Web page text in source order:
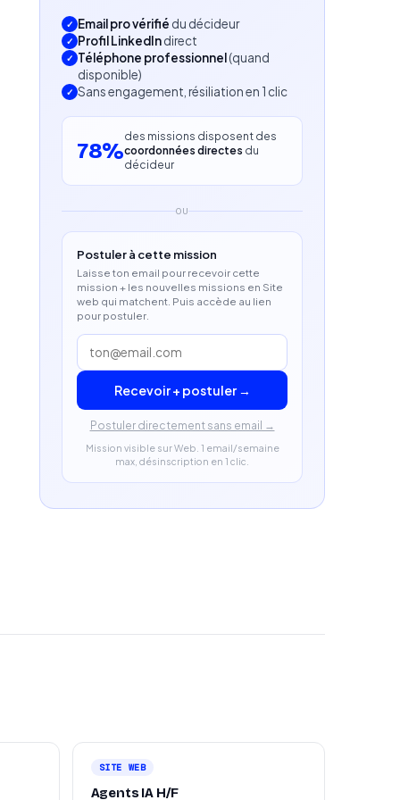
Email pro vérifié du décideur
Profil LinkedIndirect
Téléphone professionnel(quand
disponible)
Sans engagement, résiliation en 1 clic
78%
des missions disposent des
coordonnées directes du
décideur
OU
Postuler à cette mission
Laisse ton email pour recevoir cette
mission + les nouvelles missions en Site
web qui matchent. Puis accède au lien
pour postuler.
Recevoir + postuler →
Postuler directement sans email →
Mission visible sur Web. 1 email/semaine
max, désinscription en 1 clic.
SITE WEB
Agents IA H/F